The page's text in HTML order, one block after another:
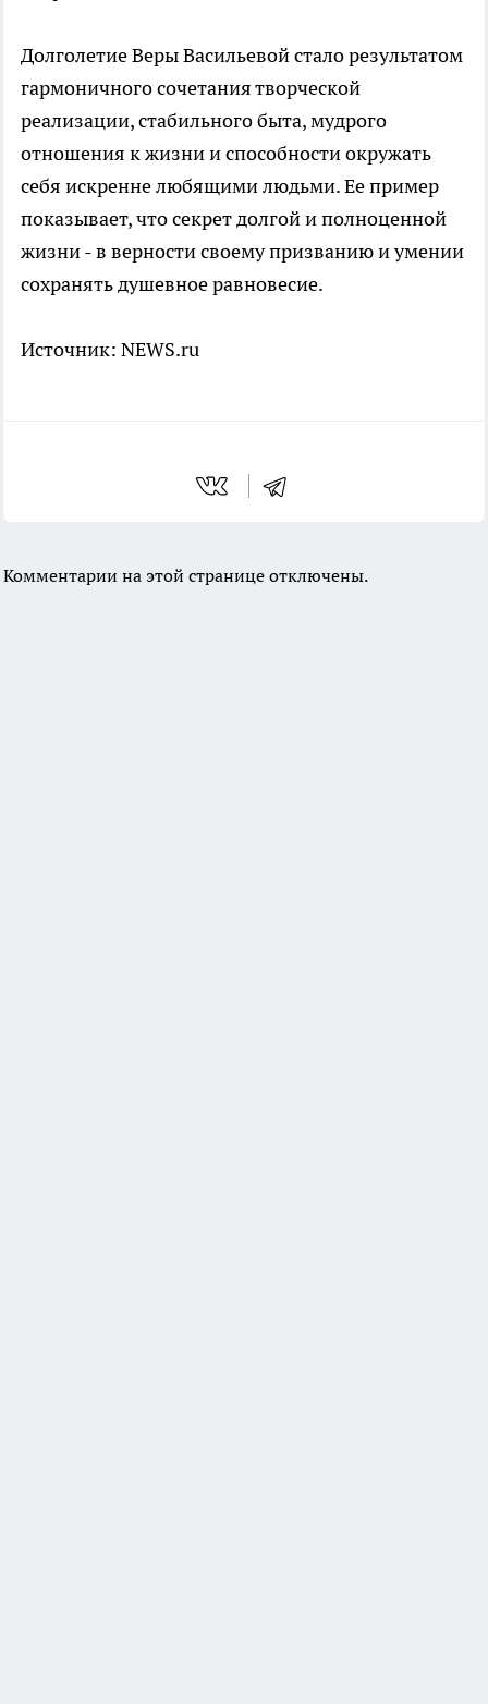
Долголетие Веры Васильевой стало результатом
гармоничного сочетания творческой
реализации, стабильного быта, мудрого
отношения к жизни и способности окружать
себя искренне любящими людьми. Ее пример
показывает, что секрет долгой и полноценной
жизни - в верности своему призванию и умении
сохранять душевное равновесие.
Источник: NEWS.ru
Комментарии на этой странице отключены.